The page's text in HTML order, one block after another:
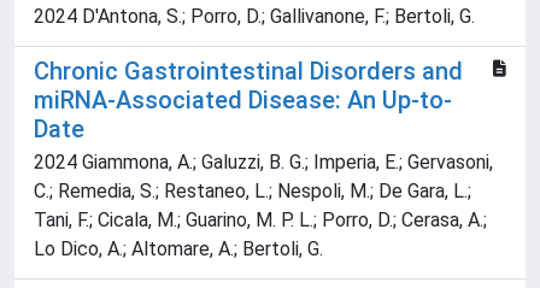
2024 D'Antona, S.; Porro, D.; Gallivanone, F.; Bertoli, G.
Chronic Gastrointestinal Disorders and
miRNA-Associated Disease: An Up-to-
Date
2024 Giammona, A.; Galuzzi, B. G.; Imperia, E.; Gervasoni,
C.; Remedia, S.; Restaneo, L.; Nespoli, M.; De Gara, L.;
Tani, F.; Cicala, M.; Guarino, M. P. L.; Porro, D.; Cerasa, A.;
Lo Dico, A.; Altomare, A.; Bertoli, G.